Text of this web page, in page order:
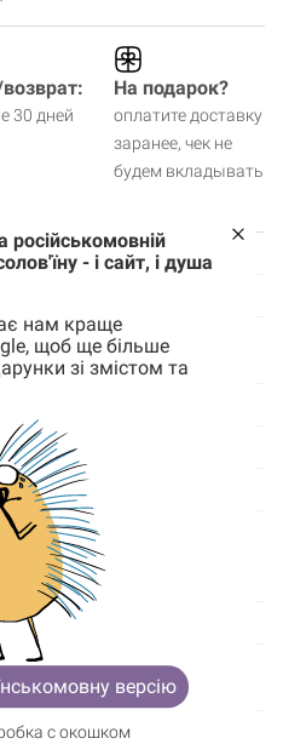
30 дней
На подарок?
оплатите доставку
заранее, чек не
будем вкладывать
ширина ручки (для охвата
ручки – 5 см.
в микроволновой печи,
мыть в посудомоечной
ширина – 10.4 см., высота –
с окошком
російськомовній
- і сайт, і душа
нам краще
щоб ще більше
зі змістом та
версію
0 товары
пуста